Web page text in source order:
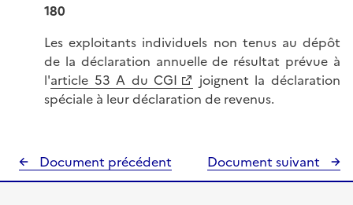
180
Les exploitants individuels non tenus au dépôt
de la déclaration annuelle de résultat prévue à
l'article 53 A du CGI
joignent la déclaration
spéciale à leur déclaration de revenus.
Document précédent Document suivant